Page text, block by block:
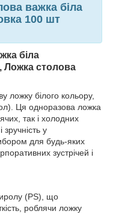
важка біла
100 шт
біла
Ложка столова
ложку білого кольору,
Ця одноразова ложка
так і холодних
зручність у
для будь-яких
зустрічей і
(PS), що
роблячи ложку